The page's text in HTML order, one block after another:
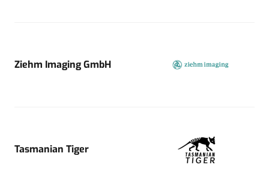
Ziehm Imaging GmbH
Tasmanian Tiger